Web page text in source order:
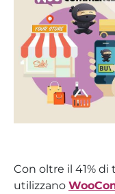
Con oltre il 41%
utilizzano